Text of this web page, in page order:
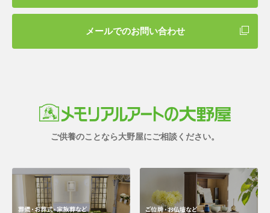
メールでのお問い合わせ
ご供養のことなら大野屋にご相談ください。